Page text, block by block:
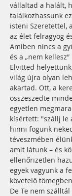
vállaltad a halált,
találkozhassunk
isteni Szeretettel,
az élet felragyog
Amiben nincs a
és a „nem
Elvitted
világ újra olyan
akartad. Ott, a
összeszedte
egyetlen
kísértett: "szállj le
hinni fogunk
téveszmében
amit látunk – és
ellenőrizetlen
egyek vagyunk a
követelő
De Te nem